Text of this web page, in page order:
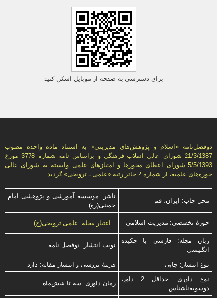
برای دسترسی به صفحه از موبایل اسکن کنید
دوفصل‌نامه «اسلام و پژوهش‌های مديريتی» به استناد ماده واحده مصوب
21/3/1387 شورای عالی انقلاب فرهنگی و براساس نامه شماره 3778 مورخ
5/5/1393 شورای اعطای مجوزها و امتيازهای علمی وابسته به شورای عالی
حوزه‌های علميه، از شماره 2 حائز رتبه «علمی ـ ترويجی» گرديد.
محل چاپ: ایران، قم
ناشر: موسسه آموزشی و پژوهشی امام
خمینی(ره)
حوزۀ تخصصی: مدیریت اسلامی اعتبار مجله: علمی ترویجی(ج)
زبان مجله: فارسی با چكیده
انگلیسی
نوبت انتشار: دوفصل نامه
نوع انتشار: چاپی
هزینۀ بررسی و انتشار مقاله: دارد
نوع داوری: حداقل 2 داور،
دوسویه‌ناشناس
زمان داوری: سه تا شش‌ماه